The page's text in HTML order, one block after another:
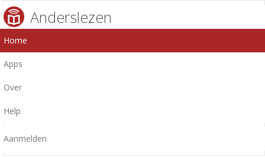
Anderslezen
Home
Apps
Over
Help
Aanmelden